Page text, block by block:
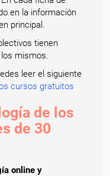
en la información
principal.
tienen
mismos.
leer el siguiente
cursos gratuitos
de los
de 30
online y